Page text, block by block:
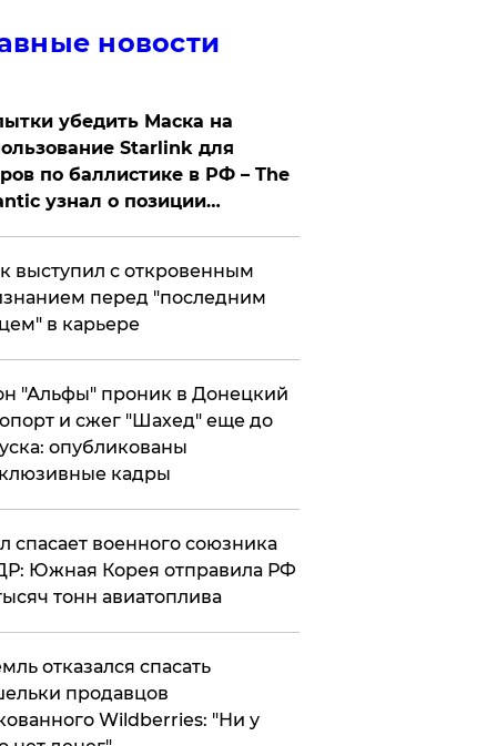
новости
убедить Маска на
Starlink для
по баллистике в РФ – The
узнал о позиции
выступил с откровенным
перед "последним
в карьере
"Альфы" проник в Донецкий
и сжег "Шахед" еще до
опубликованы
кадры
спасает военного союзника
Южная Корея отправила РФ
тонн авиатоплива
отказался спасать
продавцов
Wildberries: "Ни у